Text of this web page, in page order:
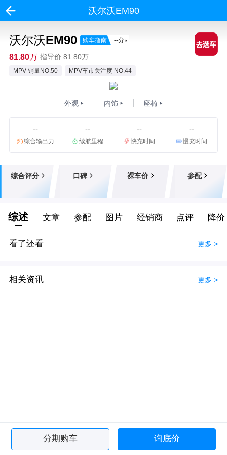
沃尔沃EM90
沃尔沃EM90 购车指南 --分
81.80万 指导价:81.80万
MPV 销量NO.50 MPV车市关注度 NO.44
外观 内饰 座椅
--
综合输出力
--
续航里程
--
快充时间
--
慢充时间
综合评分
--
口碑
--
裸车价
--
参配
--
综述 文章 参配 图片 经销商 点评 降价
看了还看 更多 >
相关资讯 更多 >
分期购车 询底价